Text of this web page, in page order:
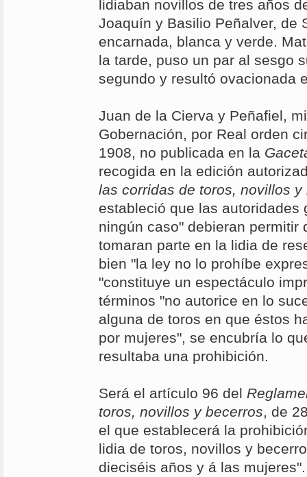
lidiaban novillos de tres años
Joaquín y Basilio Peñalver, de
encarnada, blanca y verde.
la tarde, puso un par al sesgo
segundo y resultó ovacionada
Juan de la Cierva y Peñafiel,
Gobernación, por Real orden
1908, no publicada en la
recogida en la edición
las corridas de toros, novillos y
estableció que las autoridades
ningún caso" debieran permitir
tomaran parte en la lidia de
bien "la ley no lo prohíbe
"constituye un espectáculo
términos "no autorice en lo
alguna de toros en que éstos
por mujeres", se encubría lo
resultaba una prohibición.
Será el artículo 96 del
toros, novillos y becerros, de
el que establecerá la
lidia de toros, novillos y
dieciséis años y á las